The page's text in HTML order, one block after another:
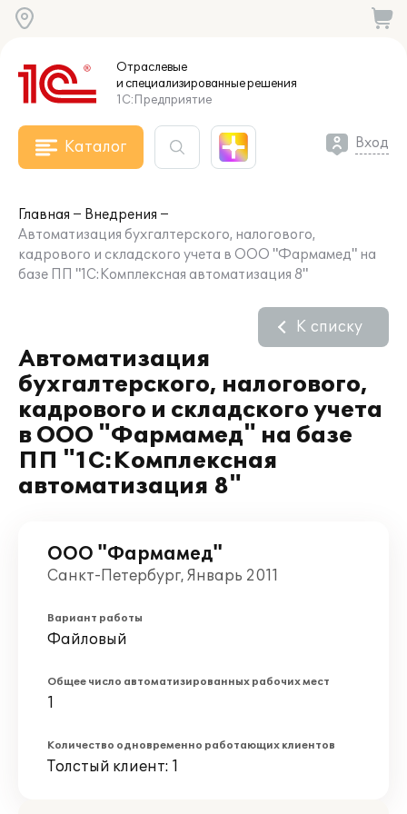
Отраслевые
и специализированныерешения
1С:Предприятие
Каталог Вход
Главная
Внедрения
Автоматизация бухгалтерского, налогового,
кадрового и складского учета в ООО "Фармамед" на
базе ПП "1С:Комплексная автоматизация 8"
Автоматизация
бухгалтерского, налогового,
кадрового и складского учета
в ООО "Фармамед" на базе
ПП "1С:Комплексная
автоматизация 8"
К списку
ООО "Фармамед"
Санкт-Петербург, Январь 2011
Вариант работы
Файловый
Общее число автоматизированных рабочих мест
1
Количество одновременно работающих клиентов
Толстый клиент: 1